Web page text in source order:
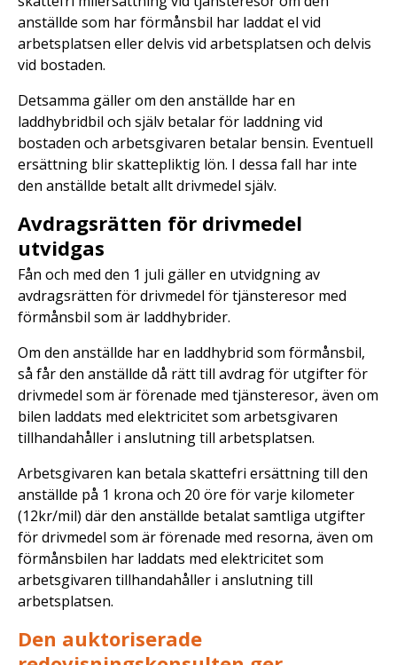
anställde som har förmånsbil har laddat el vid
arbetsplatsen eller delvis vid arbetsplatsen och delvis
vid bostaden.
Detsamma gäller om den anställde har en
laddhybridbil och själv betalar för laddning vid
bostaden och arbetsgivaren betalar bensin. Eventuell
ersättning blir skattepliktig lön. I dessa fall har inte
den anställde betalt allt drivmedel själv.
Avdragsrätten för drivmedel
utvidgas
Fån och med den 1 juli gäller en utvidgning av
avdragsrätten för drivmedel för tjänsteresor med
förmånsbil som är laddhybrider.
Om den anställde har en laddhybrid som förmånsbil,
så får den anställde då rätt till avdrag för utgifter för
drivmedel som är förenade med tjänsteresor, även om
bilen laddats med elektricitet som arbetsgivaren
tillhandahåller i anslutning till arbetsplatsen.
Arbetsgivaren kan betala skattefri ersättning till den
anställde på 1 krona och 20 öre för varje kilometer
(12kr/mil) där den anställde betalat samtliga utgifter
för drivmedel som är förenade med resorna, även om
förmånsbilen har laddats med elektricitet som
arbetsgivaren tillhandahåller i anslutning till
arbetsplatsen.
Den auktoriserade